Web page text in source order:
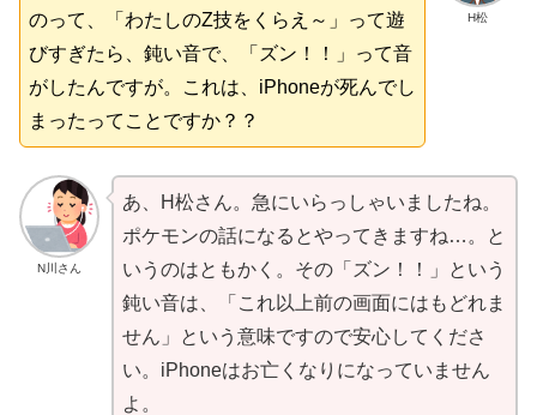
H松
のって、「わたしのZ技をくらえ～」って遊
びすぎたら、 鈍い音で、「ズン！！」って音
がしたんですが。これは、iPhoneが死んでし
まったってことですか？？
N川さん
あ、 H松さん。急にいらっしゃいましたね。
ポケモンの話になるとやってきますね…。と
いうのはともかく。その「ズン！！」という
鈍い音は、「これ以上前の画面にはもどれま
せん」という 意味ですので安心してくださ
い。iPhoneはお亡くなりになっていません
よ。